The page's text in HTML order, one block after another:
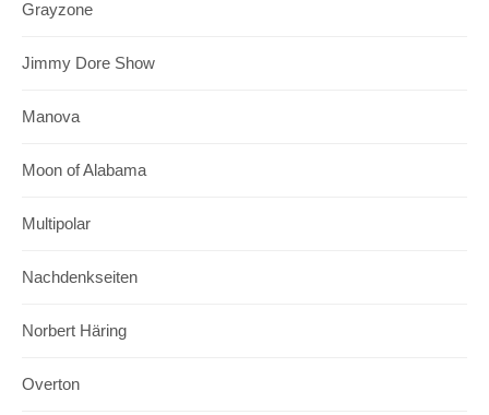
Grayzone
Jimmy Dore Show
Manova
Moon of Alabama
Multipolar
Nachdenkseiten
Norbert Häring
Overton